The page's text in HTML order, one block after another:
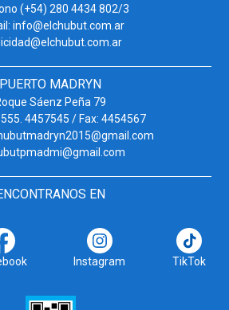
(+54) 280 4434 802/3
info@elchubut.com.ar
PUERTO MADRYN
Sáenz Peña 79
4457545 / Fax: 4454567
EN
Instagram TikTok